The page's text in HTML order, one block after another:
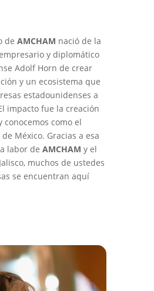
de AMCHAM nació de la
y diplomático
Adolf Horn de crear
y un ecosistema que
estadounidenses a
impacto fue la creación
conocemos como el
México. Gracias a esa
labor de AMCHAM y el
muchos de ustedes
se encuentran aquí